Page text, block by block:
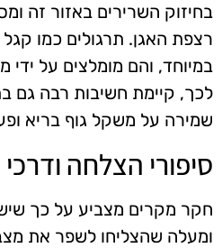
בחיזוק השרירים באזור זה
רצפת האגן. תרגולים כמו קגל
במיוחד, והם מומלצים על ידי
לכך, קיימת חשיבות רבה גם
שמירה על משקל גוף בריא
סיפורי הצלחה
ומעלה שהצליחו לשפר את